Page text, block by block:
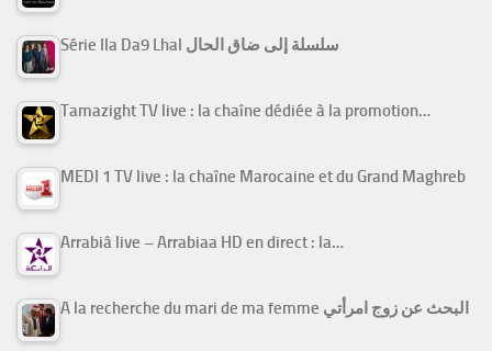
Série Ila Da9 Lhal سلسلة إلى ضاق الحال
Tamazight TV live : la chaîne dédiée à la promotion…
MEDI 1 TV live : la chaîne Marocaine et du Grand Maghreb
Arrabiâ live – Arrabiaa HD en direct : la…
A la recherche du mari de ma femme البحث عن زوج امرأتي